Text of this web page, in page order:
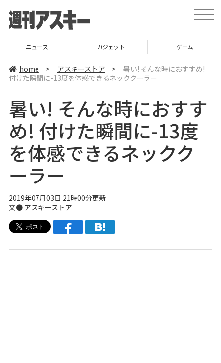
t
o
v
ニュース ガジェット ゲーム
home > アスキーストア >
暑い! そんな時におすすめ!
付けた瞬間に-13度を体感できるネッククーラー
暑い! そんな時におすす
め! 付けた瞬間に-13度
を体感できるネックク
ーラー
2019年07月03日 21時00分更新
文● アスキーストア